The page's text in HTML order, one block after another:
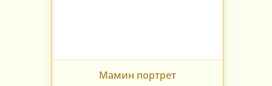
Мамин портрет